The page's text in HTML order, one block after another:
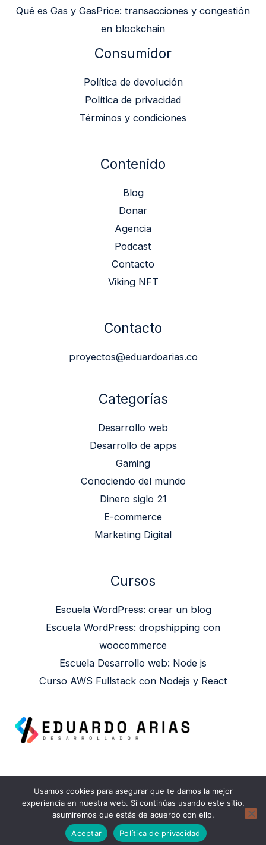
Qué es Gas y GasPrice: transacciones y congestión
en blockchain
Consumidor
Política de devolución
Política de privacidad
Términos y condiciones
Contenido
Blog
Donar
Agencia
Podcast
Contacto
Viking NFT
Contacto
proyectos@eduardoarias.co
Categorías
Desarrollo web
Desarrollo de apps
Gaming
Conociendo del mundo
Dinero siglo 21
E-commerce
Marketing Digital
Cursos
Escuela WordPress: crear un blog
Escuela WordPress: dropshipping con
woocommerce
Escuela Desarrollo web: Node js
Curso AWS Fullstack con Nodejs y React
Copyright © 2026 Eduardo Arias | Powered by
Eduardo Arias
Usamos cookies para asegurar que te damos la mejor
experiencia en nuestra web. Si continúas usando este sitio,
asumiremos que estás de acuerdo con ello.
Aceptar
Política de privacidad